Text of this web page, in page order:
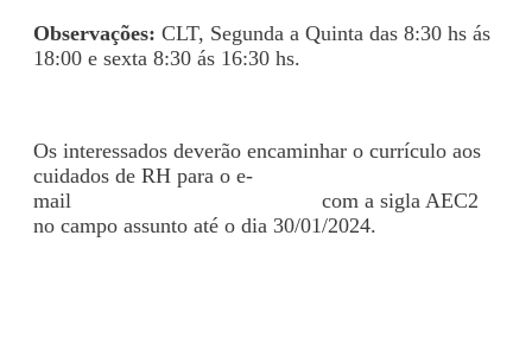
Observações: CLT, Segunda a Quinta das 8:30 hs ás
18:00 e sexta 8:30 ás 16:30 hs.
Os interessados deverão encaminhar o currículo aos
cuidados de RH para o e-
mail
com a sigla AEC2
no campo assunto até o dia 30/01/2024.